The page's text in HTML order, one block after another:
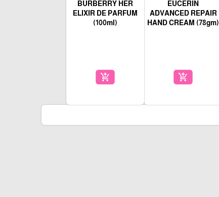
EUCERIN
ADVANCED REPAIR
HAND CREAM (78gm)
add_shopping_cart
BURBERRY HER
ELIXIR DE PARFUM
(100ml)
add_shopping_cart